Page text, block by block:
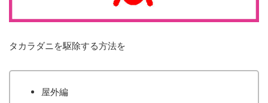
タカラダニを駆除する方法を
屋外編